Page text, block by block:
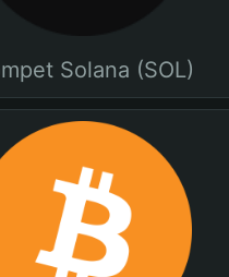
Solana (SOL)